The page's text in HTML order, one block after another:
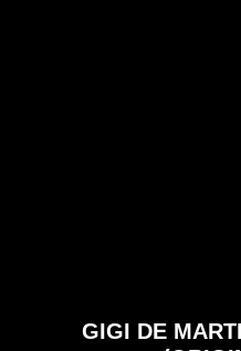
GIGI DE